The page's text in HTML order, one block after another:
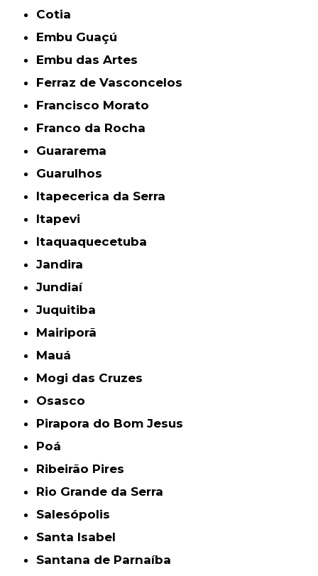
Cotia
Embu Guaçú
Embu das Artes
Ferraz de Vasconcelos
Francisco Morato
Franco da Rocha
Guararema
Guarulhos
Itapecerica da Serra
Itapevi
Itaquaquecetuba
Jandira
Jundiaí
Juquitiba
Mairiporã
Mauá
Mogi das Cruzes
Osasco
Pirapora do Bom Jesus
Poá
Ribeirão Pires
Rio Grande da Serra
Salesópolis
Santa Isabel
Santana de Parnaíba